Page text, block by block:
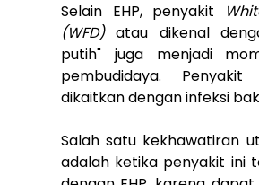
Selain EHP, penyakit
(WFD)atau dikenal
putih" juga menjadi
pembudidaya.
dikaitkan dengan infeksi
Salah satu kekhawatiran
adalah ketika penyakit ini